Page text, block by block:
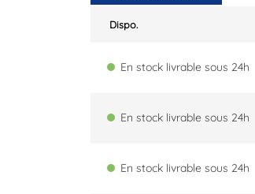
Dispo.
En stock livrable sous 24h
En stock livrable sous 24h
En stock livrable sous 24h